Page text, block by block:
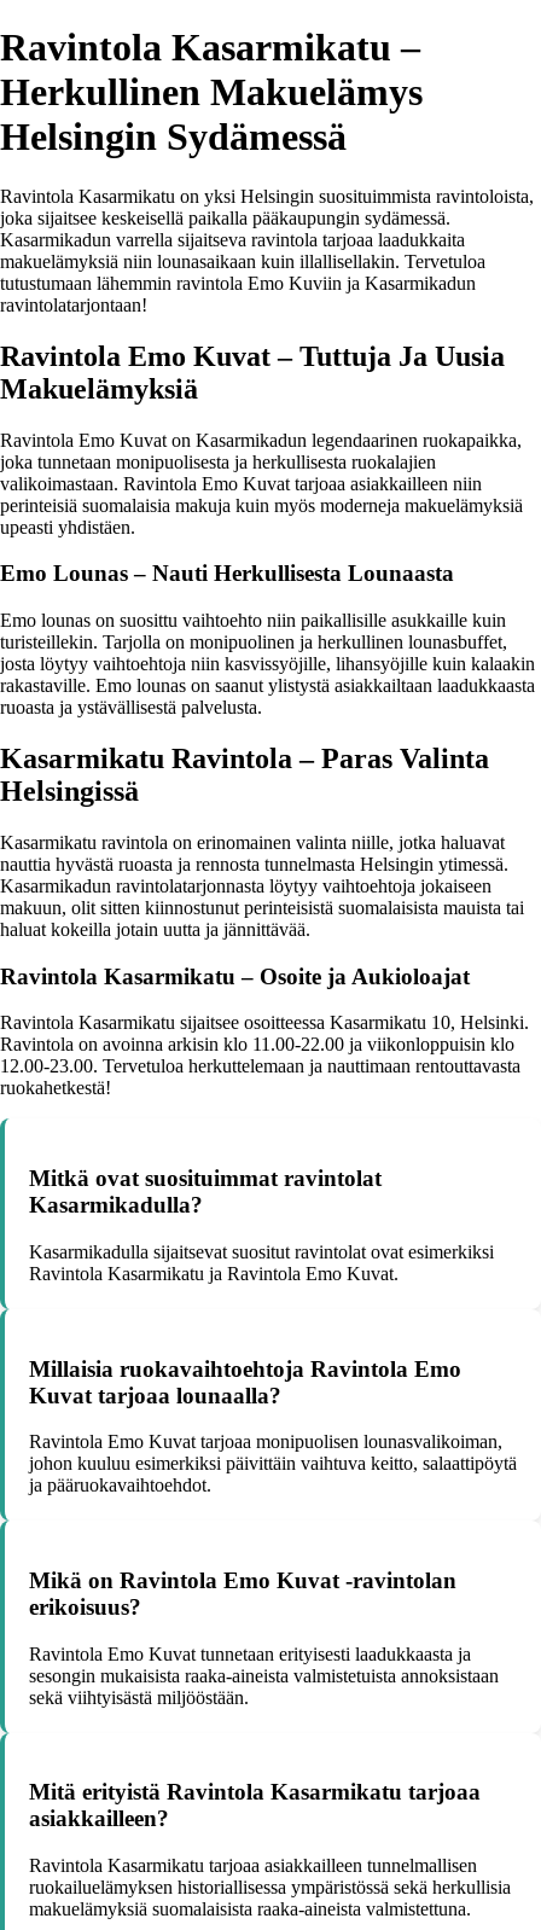
Ravintola Kasarmikatu –
Herkullinen Makuelämys
Helsingin Sydämessä
Ravintola Kasarmikatu on yksi Helsingin suosituimmista ravintoloista,
joka sijaitsee keskeisellä paikalla pääkaupungin sydämessä.
Kasarmikadun varrella sijaitseva ravintola tarjoaa laadukkaita
makuelämyksiä niin lounasaikaan kuin illallisellakin. Tervetuloa
tutustumaan lähemmin ravintola Emo Kuviin ja Kasarmikadun
ravintolatarjontaan!
Ravintola Emo Kuvat – Tuttuja Ja Uusia
Makuelämyksiä
Ravintola Emo Kuvat on Kasarmikadun legendaarinen ruokapaikka,
joka tunnetaan monipuolisesta ja herkullisesta ruokalajien
valikoimastaan. Ravintola Emo Kuvat tarjoaa asiakkailleen niin
perinteisiä suomalaisia makuja kuin myös moderneja makuelämyksiä
upeasti yhdistäen.
Emo Lounas – Nauti Herkullisesta Lounaasta
Emo lounas on suosittu vaihtoehto niin paikallisille asukkaille kuin
turisteillekin. Tarjolla on monipuolinen ja herkullinen lounasbuffet,
josta löytyy vaihtoehtoja niin kasvissyöjille, lihansyöjille kuin kalaakin
rakastaville. Emo lounas on saanut ylistystä asiakkailtaan laadukkaasta
ruoasta ja ystävällisestä palvelusta.
Kasarmikatu Ravintola – Paras Valinta
Helsingissä
Kasarmikatu ravintola on erinomainen valinta niille, jotka haluavat
nauttia hyvästä ruoasta ja rennosta tunnelmasta Helsingin ytimessä.
Kasarmikadun ravintolatarjonnasta löytyy vaihtoehtoja jokaiseen
makuun, olit sitten kiinnostunut perinteisistä suomalaisista mauista tai
haluat kokeilla jotain uutta ja jännittävää.
Ravintola Kasarmikatu – Osoite ja Aukioloajat
Ravintola Kasarmikatu sijaitsee osoitteessa Kasarmikatu 10, Helsinki.
Ravintola on avoinna arkisin klo 11.00-22.00 ja viikonloppuisin klo
12.00-23.00. Tervetuloa herkuttelemaan ja nauttimaan rentouttavasta
ruokahetkestä!
Mitkä ovat suosituimmat ravintolat
Kasarmikadulla?
Kasarmikadulla sijaitsevat suositut ravintolat ovat esimerkiksi
Ravintola Kasarmikatu ja Ravintola Emo Kuvat.
Millaisia ruokavaihtoehtoja Ravintola Emo
Kuvat tarjoaa lounaalla?
Ravintola Emo Kuvat tarjoaa monipuolisen lounasvalikoiman,
johon kuuluu esimerkiksi päivittäin vaihtuva keitto, salaattipöytä
ja pääruokavaihtoehdot.
Mikä on Ravintola Emo Kuvat -ravintolan
erikoisuus?
Ravintola Emo Kuvat tunnetaan erityisesti laadukkaasta ja
sesongin mukaisista raaka-aineista valmistetuista annoksistaan
sekä viihtyisästä miljööstään.
Mitä erityistä Ravintola Kasarmikatu tarjoaa
asiakkailleen?
Ravintola Kasarmikatu tarjoaa asiakkailleen tunnelmallisen
ruokailuelämyksen historiallisessa ympäristössä sekä herkullisia
makuelämyksiä suomalaisista raaka-aineista valmistettuna.